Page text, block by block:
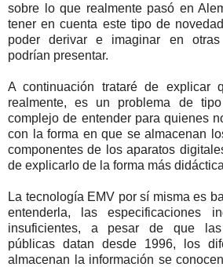
sobre lo que realmente pasó en
tener en cuenta este tipo de
poder derivar e imaginar en
podrían presentar.
A continuación trataré de explicar
realmente, es un problema de
complejo de entender para quienes
con la forma en que se almacenan
componentes de los aparatos
de explicarlo de la forma más
La tecnología EMV por sí misma es
entenderla, las especificaciones
insuficientes, a pesar de que las
públicas datan desde 1996, los
almacenan la información se